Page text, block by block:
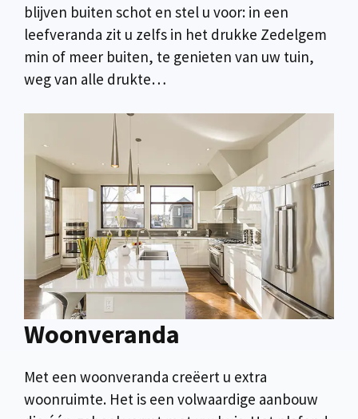
blijven buiten schot en stel u voor: in een
leefveranda zit u zelfs in het drukke Zedelgem
min of meer buiten, te genieten van uw tuin,
weg van alle drukte…
Woonveranda
Met een woonveranda creëert u extra
woonruimte. Het is een volwaardige aanbouw